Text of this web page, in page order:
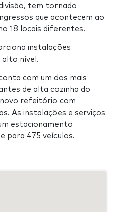
tem tornado
que acontecem ao
18 locais diferentes.
instalações
alto nível.
com um dos mais
de alta cozinha do
novo refeitório com
As instalações e serviços
estacionamento
para 475 veículos.